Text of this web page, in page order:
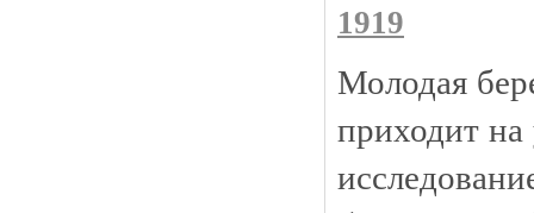
1919
Молодая
приходит на